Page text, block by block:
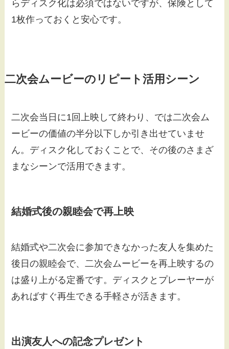
らディスク化は必須ではないですが、保険として
1枚作っておくと安心です。
二次会ムービーのリピート活用シーン
二次会当日に1回上映して終わり、では二次会ム
ービーの価値の半分以下しか引き出せていませ
ん。ディスク化しておくことで、その後のさまざ
まなシーンで活用できます。
結婚式後の親睦会で再上映
結婚式や二次会に参加できなかった友人を集めた
後日の親睦会で、二次会ムービーを再上映するの
は盛り上がる定番です。ディスクとプレーヤーが
あればすぐ再生できる手軽さが活きます。
出演友人への記念プレゼント